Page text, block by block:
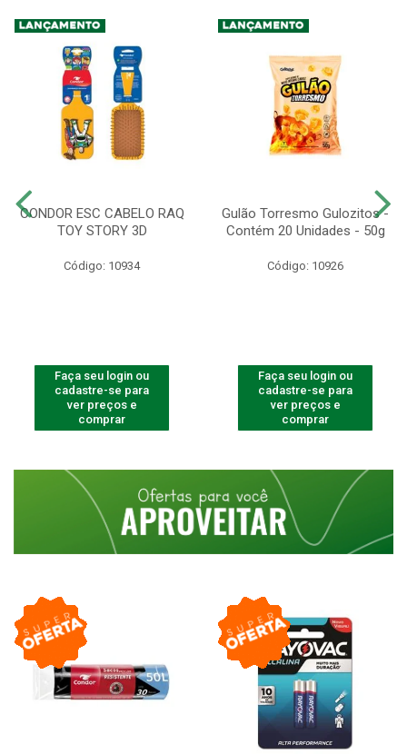
CONDOR ESC CABELO RAQ
TOY STORY 3D
Código: 10934
Faça seu login ou
cadastre-se para
ver preços e
comprar
Gulão Torresmo Gulozitos -
Contém 20 Unidades - 50g
Código: 10926
Faça seu login ou
cadastre-se para
ver preços e
comprar